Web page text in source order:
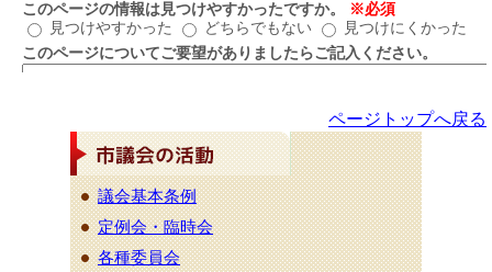
ページトップへ戻る
議会基本条例
定例会・臨時会
各種委員会